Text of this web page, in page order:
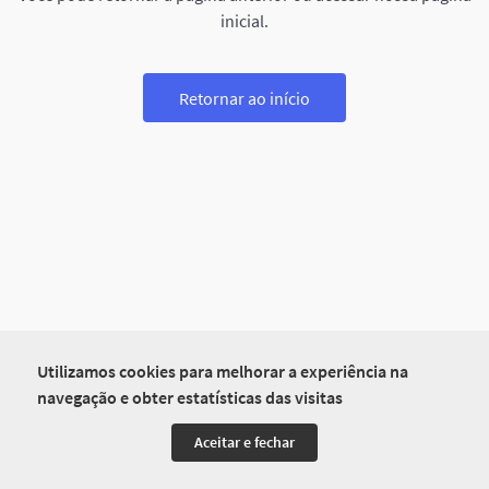
Utilizamos cookies para melhorar a experiência na
navegação e obter estatísticas das visitas
Aceitar e fechar
inicial.
Retornar ao início